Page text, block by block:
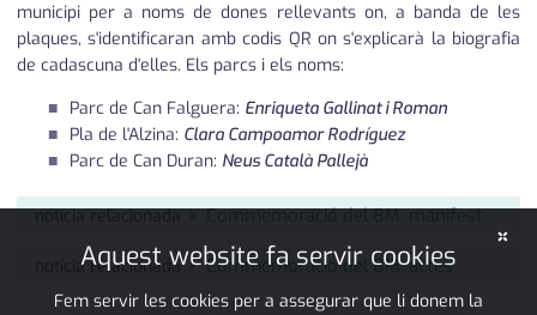
municipi per a noms de dones rellevants on, a banda de les
plaques, s'identificaran amb codis QR on s'explicarà la biografia
de cadascuna d'elles. Els parcs i els noms:
Parc de Can Falguera: Enriqueta Gallinat i Roman
Pla de l'Alzina: Clara Campoamor Rodríguez
Parc de Can Duran: Neus Català Pallejà
notícia relacionada Commemoració del 8M: manifest
notícia relacionada Commemoració del 8M: actes
×
Aquest website fa servir cookies
Fem servir les cookies per a assegurar que li donem la